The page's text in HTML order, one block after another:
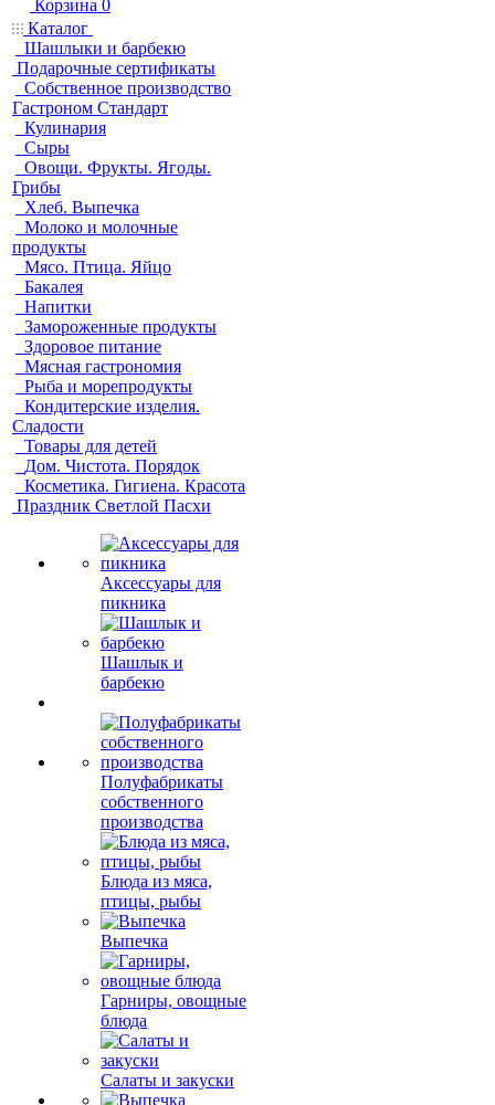
Корзина 0
Каталог
Шашлыки и барбекю
Подарочные сертификаты
Собственное производство
Гастроном Стандарт
Кулинария
Сыры
Овощи. Фрукты. Ягоды.
Грибы
Хлеб. Выпечка
Молоко и молочные
продукты
Мясо. Птица. Яйцо
Бакалея
Напитки
Замороженные продукты
Здоровое питание
Мясная гастрономия
Рыба и морепродукты
Кондитерские изделия.
Сладости
Товары для детей
Дом. Чистота. Порядок
Косметика. Гигиена. Красота
Праздник Светлой Пасхи
Аксессуары для
пикника
Шашлык и
барбекю
Полуфабрикаты
собственного
производства
Блюда из мяса,
птицы, рыбы
Выпечка
Гарниры, овощные
блюда
Салаты и закуски